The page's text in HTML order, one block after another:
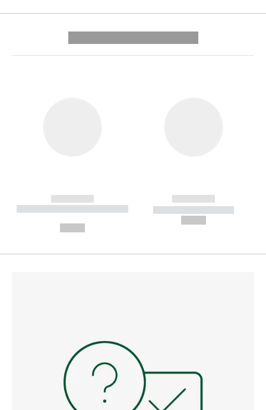
------------
----------- ----------- --------
------------
----------- -----------